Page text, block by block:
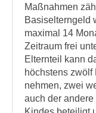
Maßnahmen
Basiselterngeld
maximal 14
Zeitraum frei
Elternteil kann
höchstens zwölf
nehmen, zwei
auch der